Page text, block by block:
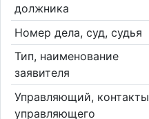
должника
Номер дела, суд, судья
Тип, наименование
заявителя
Управляющий, контакты
управляющего